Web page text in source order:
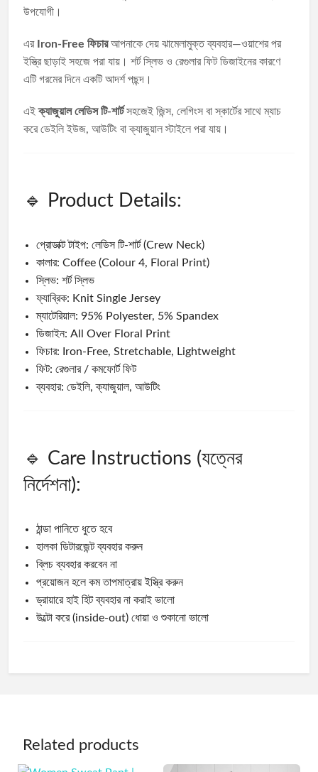
উপযোগী।
এর Iron-Free ফিচারআপনাকে দেয় ঝামেলামুক্ত ব্যবহার—ওয়াশের পর
ইস্ত্রি ছাড়াই সহজে পরা যায়। শর্ট স্লিভ ও রেগুলার ফিট ডিজাইনের কারণে
এটি গরমের দিনে একটি আদর্শ পছন্দ।
এইক্যাজুয়াল লেডিস টি-শার্টসহজেই জিন্স, লেগিংস বা স্কার্টের সাথে ম্যাচ
করে ডেইলি ইউজ, আউটিং বা ক্যাজুয়াল স্টাইলে পরা যায়।
🔹 Product Details:
প্রোডাক্ট টাইপ: লেডিস টি-শার্ট (Crew Neck)
কালার: Coffee (Colour 4, Floral Print)
স্লিভ: শর্ট স্লিভ
ফ্যাব্রিক: Knit Single Jersey
ম্যাটেরিয়াল: 95% Polyester, 5% Spandex
ডিজাইন: All Over Floral Print
ফিচার: Iron-Free, Stretchable, Lightweight
ফিট: রেগুলার / কমফোর্ট ফিট
ব্যবহার: ডেইলি, ক্যাজুয়াল, আউটিং
🔹 Care Instructions (যত্নের
নির্দেশনা):
ঠান্ডা পানিতে ধুতে হবে
হালকা ডিটারজেন্ট ব্যবহার করুন
ব্লিচ ব্যবহার করবেন না
প্রয়োজন হলে কম তাপমাত্রায় ইস্ত্রি করুন
ড্রায়ারে হাই হিট ব্যবহার না করাই ভালো
উল্টো করে (inside-out) ধোয়া ও শুকানো ভালো
Related products